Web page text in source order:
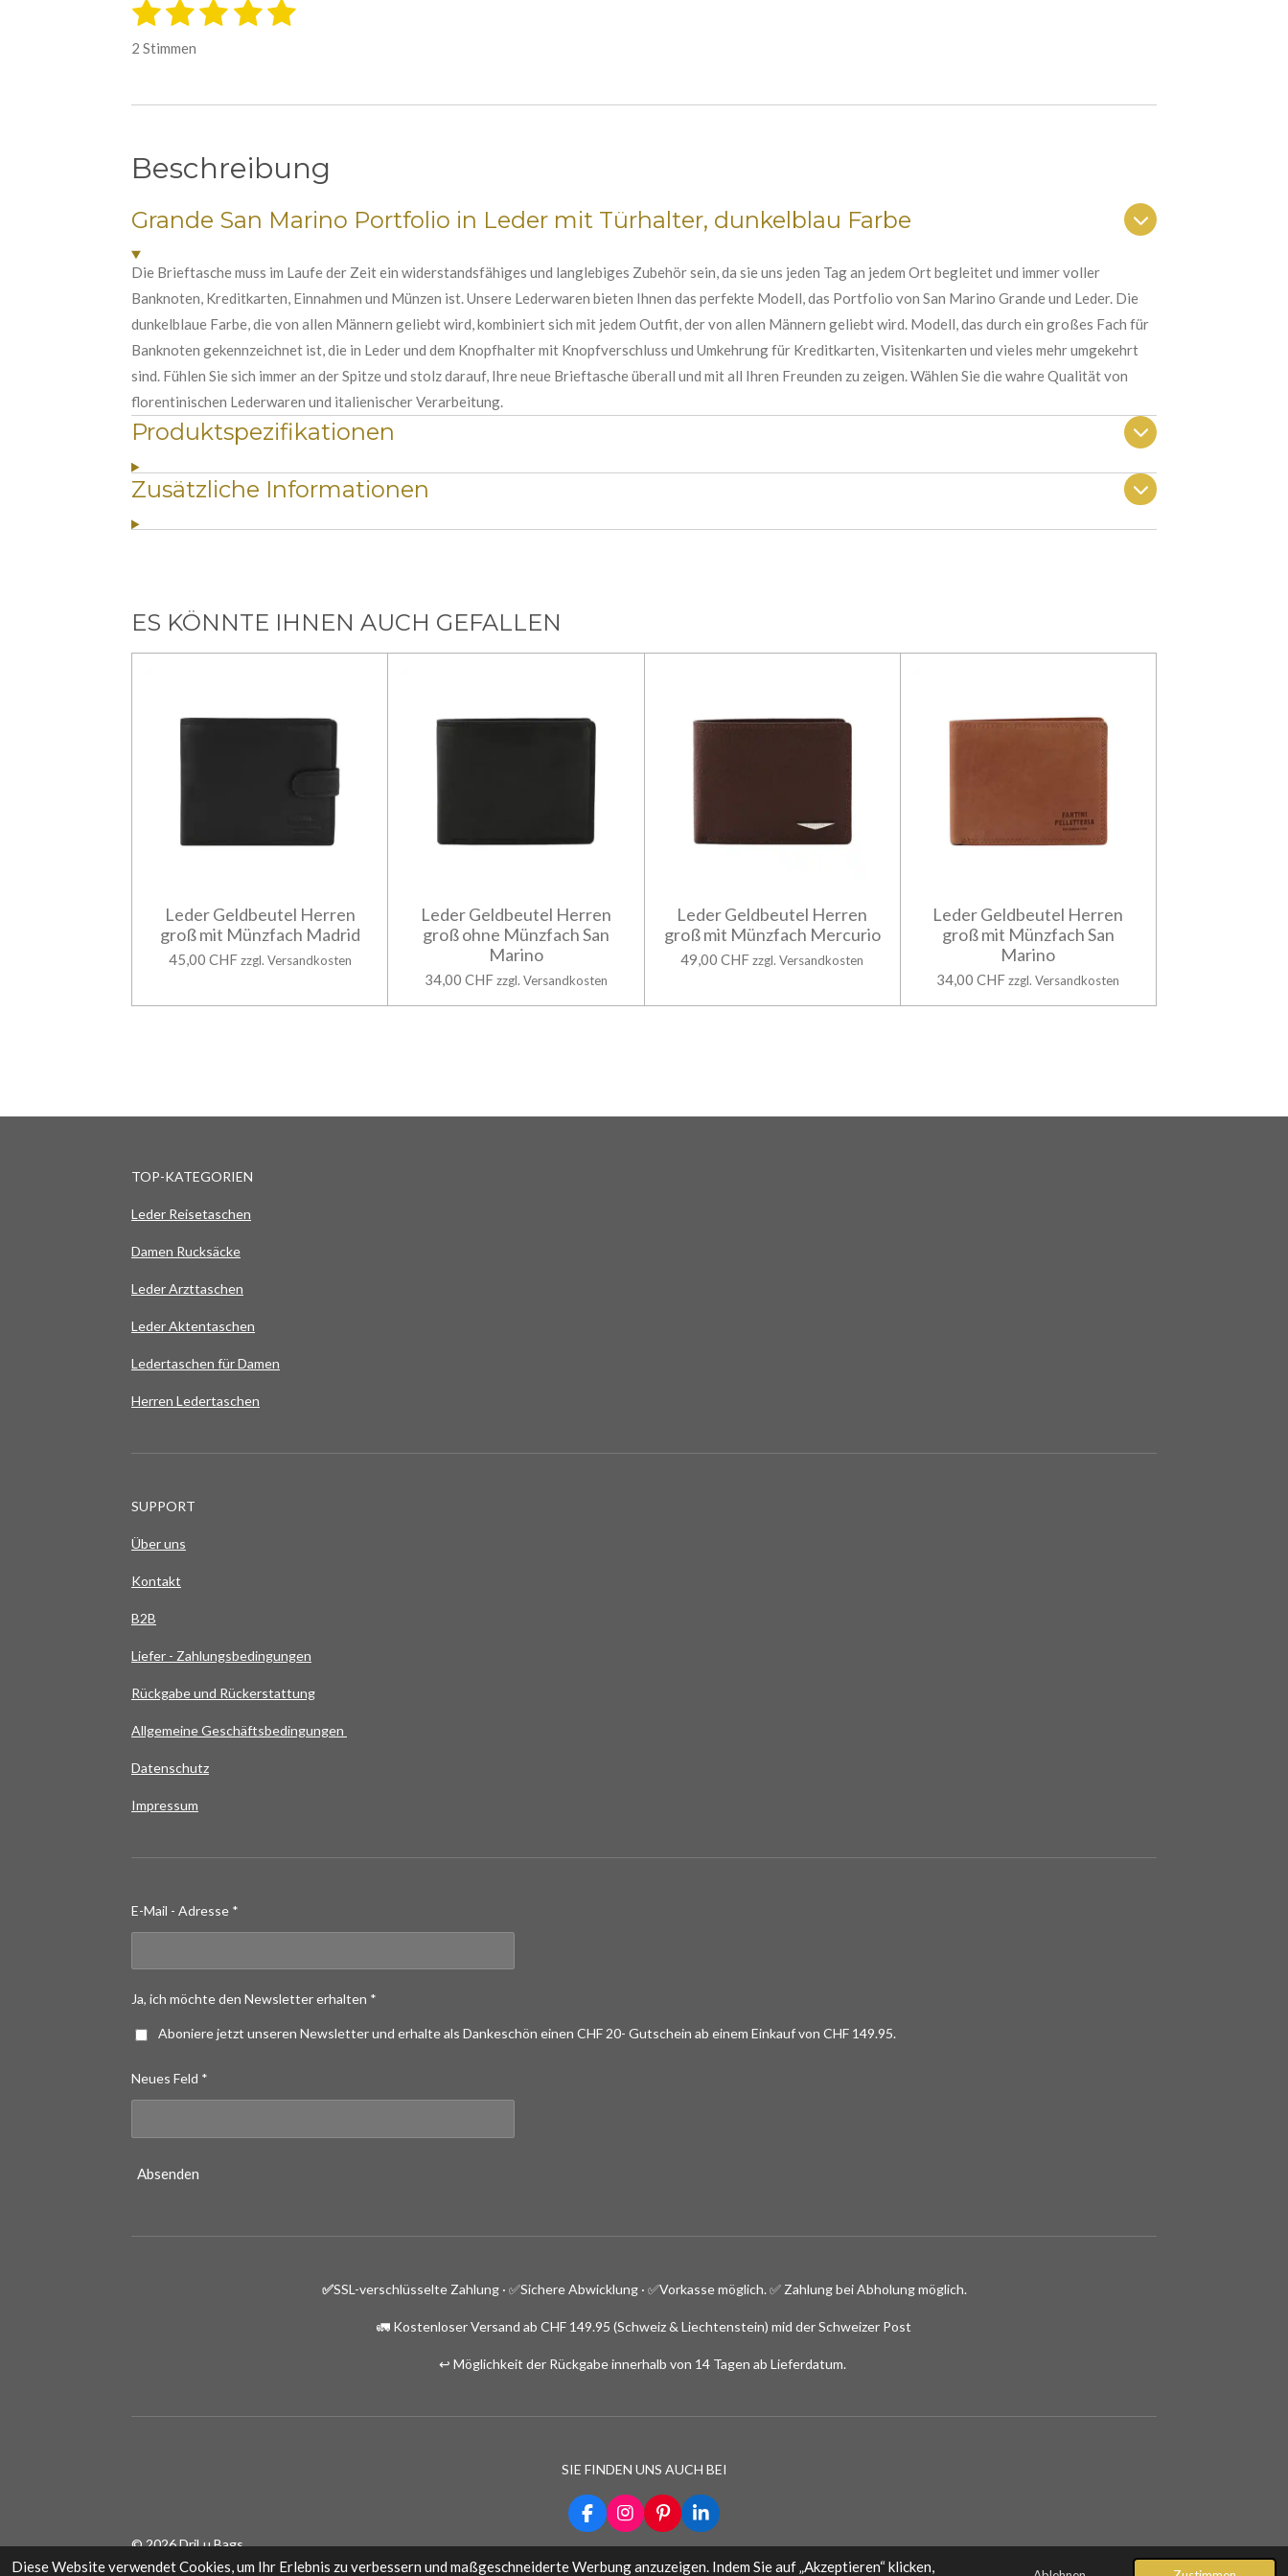
Diese Website verwendet Cookies, um Ihr Erlebnis zu verbessern und maßgeschneiderte Werbung anzuzeigen. Indem Sie auf „Akzeptieren“ klicken,
B
u
g
5
S
t
e
r
n
e
1
S
e
n
2
S
e
n
3
e
n
4
e
n
5
e
n
B
u
a
b
e
n
n
2 Stimmen
Beschreibung
Grande San Marino Portfolio in Leder mit Türhalter, dunkelblau Farbe
Die Brieftasche muss im Laufe der Zeit ein widerstandsfähiges und langlebiges Zubehör sein, da sie uns jeden Tag an jedem Ort begleitet und immer voller
Banknoten, Kreditkarten, Einnahmen und Münzen ist. Unsere Lederwaren bieten Ihnen das perfekte Modell, das Portfolio von San Marino Grande und Leder. Die
dunkelblaue Farbe, die von allen Männern geliebt wird, kombiniert sich mit jedem Outfit, der von allen Männern geliebt wird. Modell, das durch ein großes Fach für
Banknoten gekennzeichnet ist, die in Leder und dem Knopfhalter mit Knopfverschluss und Umkehrung für Kreditkarten, Visitenkarten und vieles mehr umgekehrt
sind. Fühlen Sie sich immer an der Spitze und stolz darauf, Ihre neue Brieftasche überall und mit all Ihren Freunden zu zeigen. Wählen Sie die wahre Qualität von
florentinischen Lederwaren und italienischer Verarbeitung.
Produktspezifikationen
Zusätzliche Informationen
ES KÖNNTE IHNEN AUCH GEFALLEN
Leder Geldbeutel Herren
groß mit Münzfach Madrid
45,00 CHF zzgl. Versandkosten
Leder Geldbeutel Herren
groß ohne Münzfach San
Marino
34,00 CHFzzgl. Versandkosten
Leder Geldbeutel Herren
groß mit Münzfach Mercurio
49,00 CHFzzgl. Versandkosten
Leder Geldbeutel Herren
groß mit Münzfach San
Marino
34,00 CHF zzgl. Versandkosten
TOP-KATEGORIEN
Leder Reisetaschen
Damen Rucksäcke
Leder Arzttaschen
Leder Aktentaschen
Ledertaschen für Damen
Herren Ledertaschen
SUPPORT
Über uns
Kontakt
B2B
Liefer - Zahlungsbedingungen
Rückgabe und Rückerstattung
Allgemeine Geschäftsbedingungen
Datenschutz
Impressum
E-Mail - Adresse *
Ja, ich möchte den Newsletter erhalten *
Aboniere jetzt unseren Newsletter und erhalte als Dankeschön einen CHF 20- Gutschein ab einem Einkauf von CHF 149.95.
Neues Feld *
Absenden
✅SSL-verschlüsselte Zahlung · ✅Sichere Abwicklung · ✅Vorkasse möglich. ✅ Zahlung bei Abholung möglich.
🚛 Kostenloser Versand ab CHF 149.95 (Schweiz & Liechtenstein) mid der Schweizer Post
↩️ Möglichkeit der Rückgabe innerhalb von 14 Tagen ab Lieferdatum.
SIE FINDEN UNS AUCH BEI
F
a
e
I
n
t
P
i
t
L
i
k
© 2026 DriLu Bags